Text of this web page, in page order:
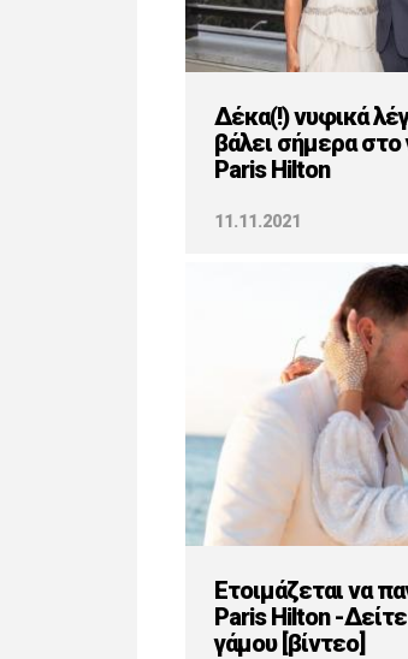
Δέκα(!) νυφικά
βάλει σήμερα στο
Paris Hilton
11.11.2021
Ετοιμάζεται να
Paris Hilton -
γάμου [βίντεο]